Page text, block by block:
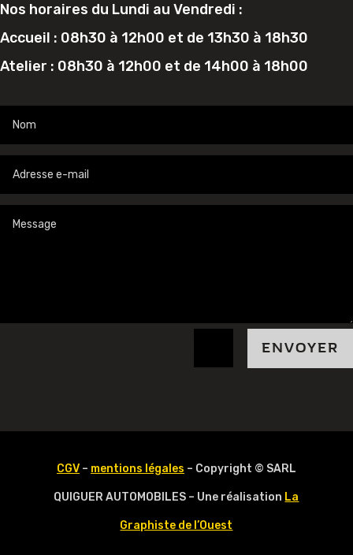
Nos horaires du Lundi au Vendredi :
Accueil : 08h30 à 12h00 et de 13h30 à 18h30
Atelier : 08h30 à 12h00 et de 14h00 à 18h00
ENVOYER
CGV– mentions légales – Copyright © SARL
QUIGUER AUTOMOBILES – Une réalisation La
Graphiste de l’Ouest